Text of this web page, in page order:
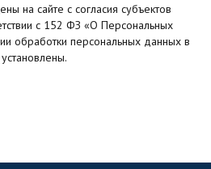
на сайте с согласия субъектов
с 152 ФЗ «О Персональных
обработки персональных данных в